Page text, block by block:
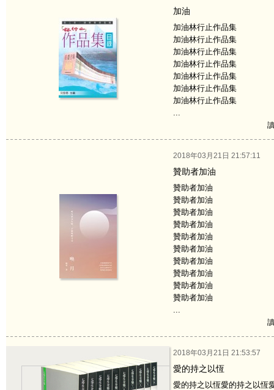
加油
加油林行止作品集
加油林行止作品集
加油林行止作品集
加油林行止作品集
加油林行止作品集
加油林行止作品集
加油林行止作品集
...
2018年03月21日 21:57:11
贊助者加油
贊助者加油
贊助者加油
贊助者加油
贊助者加油
贊助者加油
贊助者加油
贊助者加油
贊助者加油
贊助者加油
贊助者加油
...
2018年03月21日 21:53:57
愛的持之以恆
愛的持之以恆愛的持之以恆